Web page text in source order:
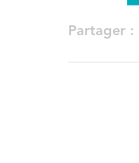
Partager :